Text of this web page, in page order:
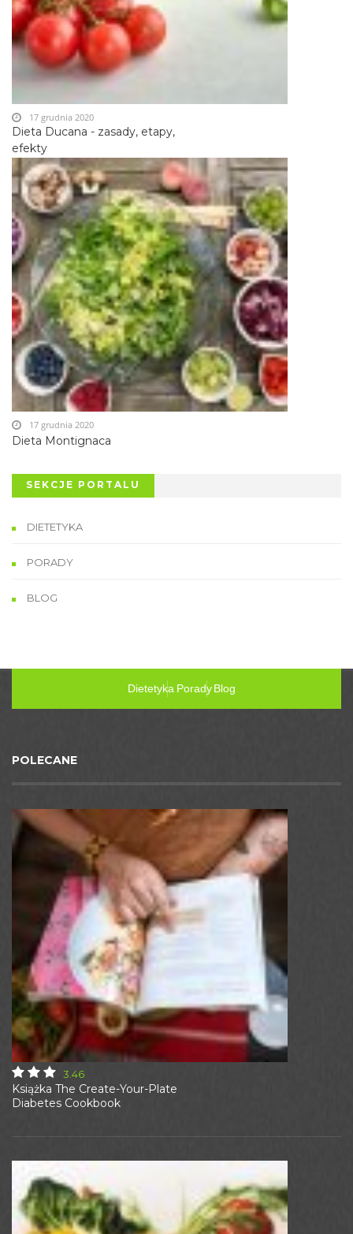
Dieta Ducana - zasady, etapy,
efekty
17 grudnia 2020
Dieta Montignaca
17 grudnia 2020
SEKCJE PORTALU
DIETETYKA
PORADY
BLOG
Dietetyka PoradyBlog
POLECANE
Książka The Create-Your-Plate
Diabetes Cookbook
3.46